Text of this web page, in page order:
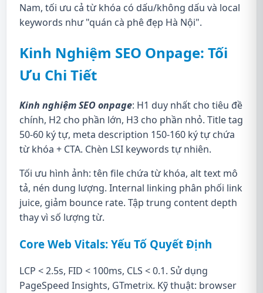
Nam, tối ưu cả từ khóa có dấu/không dấu và local
keywords như "quán cà phê đẹp Hà Nội".
Kinh Nghiệm SEO Onpage: Tối
Ưu Chi Tiết
Kinh nghiệm SEO onpage: H1 duy nhất cho tiêu đề
chính, H2 cho phần lớn, H3 cho phần nhỏ. Title tag
50-60 ký tự, meta description 150-160 ký tự chứa
từ khóa + CTA. Chèn LSI keywords tự nhiên.
Tối ưu hình ảnh: tên file chứa từ khóa, alt text mô
tả, nén dung lượng. Internal linking phân phối link
juice, giảm bounce rate. Tập trung content depth
thay vì số lượng từ.
Core Web Vitals: Yếu Tố Quyết Định
LCP < 2.5s, FID < 100ms, CLS < 0.1. Sử dụng
PageSpeed Insights, GTmetrix. Kỹ thuật: browser